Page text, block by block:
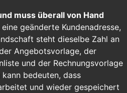
muss überall von Hand
geänderte Kundenadresse,
steht dieselbe Zahl an
Angebotsvorlage, der
und der Rechnungsvorlage
bedeuten, dass
und wieder gespeichert